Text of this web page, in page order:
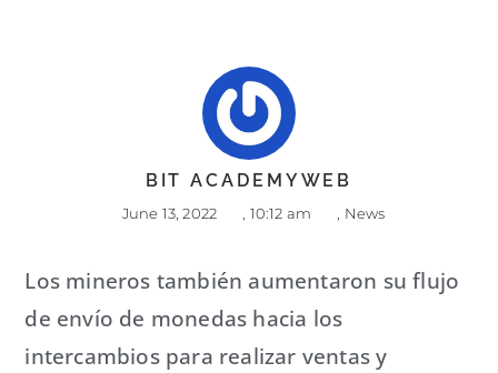
BIT ACADEMYWEB
June 13, 2022 10:12 am News
Los mineros también aumentaron su flujo
de envío de monedas hacia los
intercambios para realizar ventas y